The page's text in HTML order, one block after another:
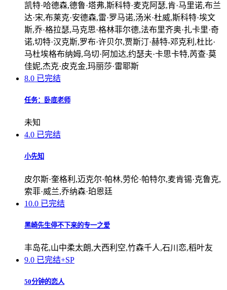
凯特·哈德森,德鲁·塔弗,斯科特·麦克阿瑟,肯·马里诺,布兰
达·宋,布莱克·安德森,雷·罗马诺,汤米·杜威,斯科特·埃文
斯,乔·格拉瑟,马克思·格林菲尔德,法布里齐奥·扎卡里·奇
诺,切特·汉克斯,罗布·许贝尔,贾斯汀·赫特-邓克利,杜比·
马杜埃格布纳姆,乌切·阿加达,约瑟夫·卡思卡特,芮查·莫
佳妮,杰克·皮克金,玛丽莎·雷耶斯
8.0 已完结
任务：卧底老师
未知
4.0 已完结
小先知
皮尔斯·奎格利,迈克尔·帕林,劳伦·帕特尔,麦肯锡·克鲁克,
索菲·威兰,乔纳森·珀恩廷
10.0 已完结
黑崎先生停不下来的专一之爱
丰岛花,山中柔太朗,大西利空,竹森千人,石川恋,稻叶友
9.0 已完结+SP
50分钟的恋人